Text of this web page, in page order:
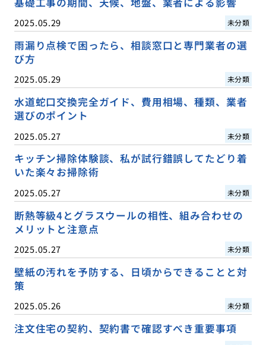
2025.05.29 未分類
雨漏り点検で困ったら、相談窓口と専門業者の選
び方
2025.05.29 未分類
水道蛇口交換完全ガイド、費用相場、種類、業者
選びのポイント
2025.05.27 未分類
キッチン掃除体験談、私が試行錯誤してたどり着
いた楽々お掃除術
2025.05.27 未分類
断熱等級4とグラスウールの相性、組み合わせの
メリットと注意点
2025.05.27 未分類
壁紙の汚れを予防する、日頃からできることと対
策
2025.05.26 未分類
注文住宅の契約、契約書で確認すべき重要事項